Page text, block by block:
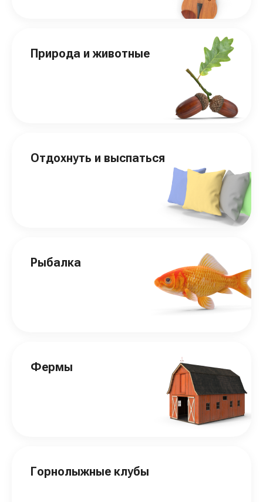
Природа и животные
Отдохнуть и выспаться
Рыбалка
Фермы
Горнолыжные клубы